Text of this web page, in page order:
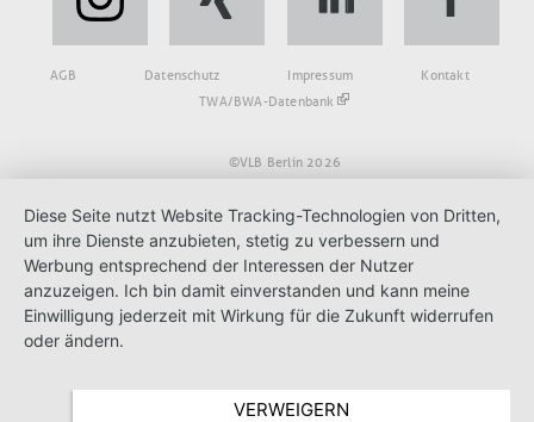
©VLB Berlin 2026
Fußbereich
AGB Datenschutz Impressum
Kontakt
TWA/BWA-Datenbank
Diese Seite nutzt Website Tracking-Technologien von Dritten,
um ihre Dienste anzubieten, stetig zu verbessern und
Werbung entsprechend der Interessen der Nutzer
anzuzeigen. Ich bin damit einverstanden und kann meine
Einwilligung jederzeit mit Wirkung für die Zukunft widerrufen
oder ändern.
VERWEIGERN